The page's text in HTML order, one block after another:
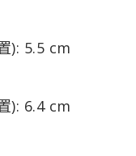
): 5.5 cm
): 6.4 cm